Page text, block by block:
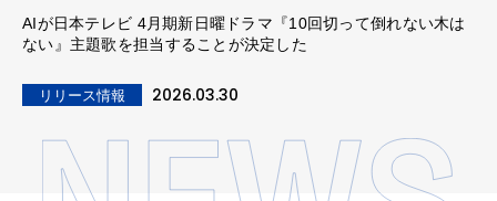
AIが日本テレビ 4月期新日曜ドラマ『10回切って倒れない木は
ない』主題歌を担当することが決定した
リリース情報 2026.03.30